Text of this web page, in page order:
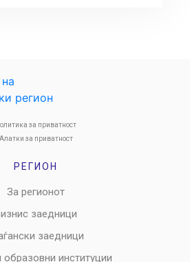
за приватност
Алатки за приватност
РЕГИОН
За регионот
заедници
заедници
образовни институции